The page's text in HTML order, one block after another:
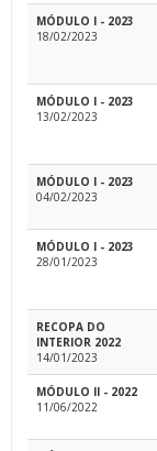
MÓDULO I - 2023
18/02/2023
MÓDULO I - 2023
13/02/2023
MÓDULO I - 2023
04/02/2023
MÓDULO I - 2023
28/01/2023
RECOPA DO
INTERIOR 2022
14/01/2023
MÓDULO II - 2022
11/06/2022